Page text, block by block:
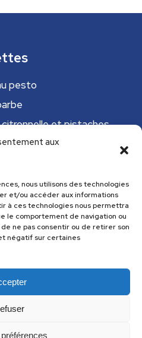
aux
nous utilisons des technologies
et/ou accéder aux informations
à ces technologies nous permettra
le comportement de navigation ou
ne pas consentir ou de retirer son
négatif sur certaines
pesto
et pistaches
(IG bas)
Accessibility Checker
site web.